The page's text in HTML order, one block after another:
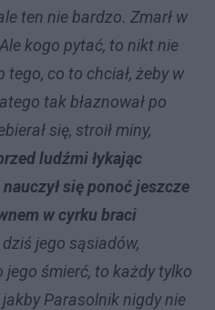
ten nie bardzo. Zmarł w
kogo pytać, to nikt nie
tego, co to chciał, żeby w
tak błaznował po
się, stroił miny,
ludźmi łykając
się ponoć jeszcze
w cyrku braci
jego sąsiadów,
jego śmierć, to każdy tylko
Parasolnik nigdy nie